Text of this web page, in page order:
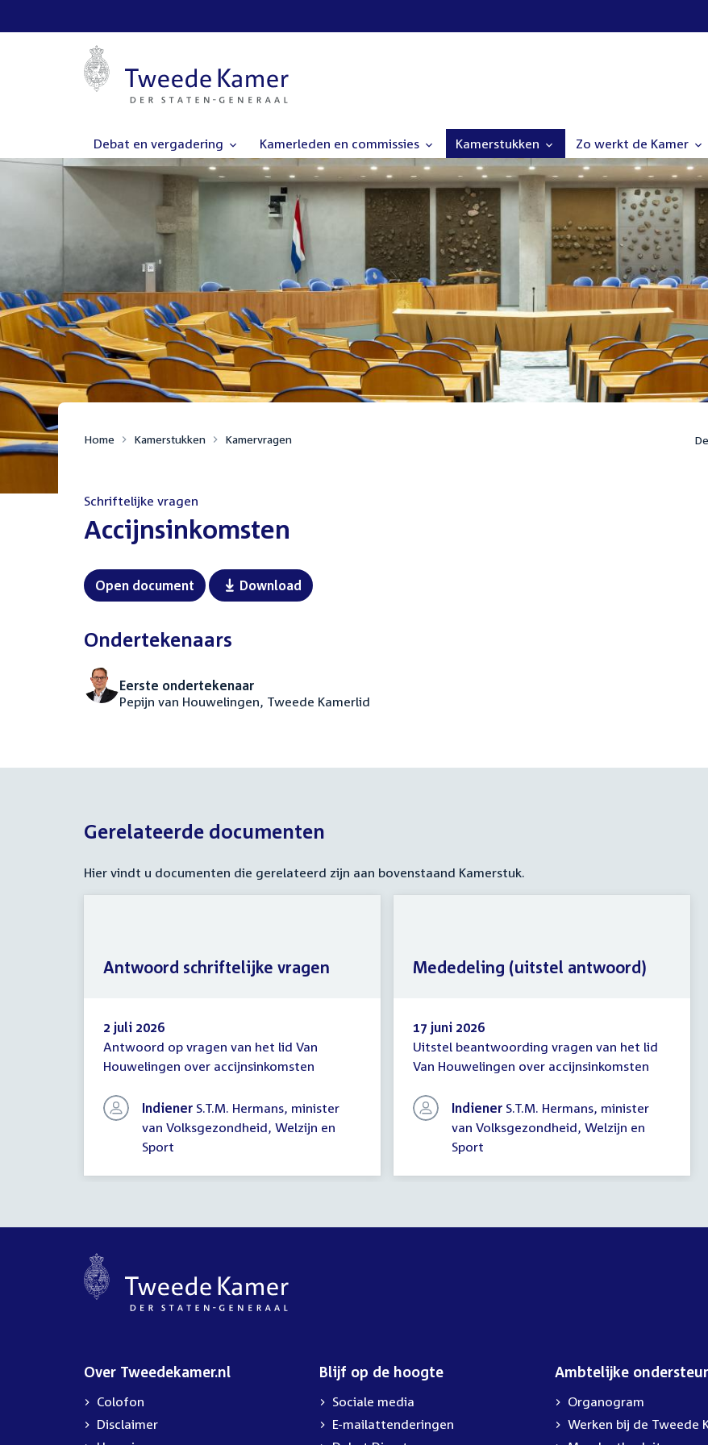
Debat en vergadering Kamerleden en commissies Kamerstukken Zo werkt de Kamer
Home Kamerstukken Kamervragen
Schriftelijke vragen
Accijnsinkomsten
Open document Download
Ondertekenaars
Eerste ondertekenaar
Pepijn van Houwelingen, Tweede Kamerlid
Gerelateerde documenten
Hier vindt u documenten die gerelateerd zijn aan bovenstaand Kamerstuk.
Antwoord
schriftelijke
2 juli 2026
Antwoord op vragen van het lid Van
Houwelingen over accijnsinkomsten
Indiener S.T.M. Hermans, minister
van Volksgezondheid, Welzijn en
Sport
Antwoord schriftelijke vragen
Mededeling
(uitstel
17 juni 2026
Uitstel beantwoording vragen van het lid
Van Houwelingen over accijnsinkomsten
Indiener S.T.M. Hermans, minister
van Volksgezondheid, Welzijn en
Sport
Mededeling (uitstel antwoord)
Over Tweedekamer.nl
Colofon
Disclaimer
Blijf op de hoogte
Sociale media
E-mailattenderingen
Ambtelijke
Organogram
External
link:
Werken bij de Tweede